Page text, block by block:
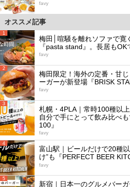
favy
オススメ記事
1
梅田│喧騒を離れソファで寛
『pasta stand』。長居も
favy
2
梅田限定！海外の定番・甘
ーガーが新登場『BRISK
favy
3
札幌・4PLA｜常時100種以
自分で手にとって飲み比べ
100』
favy
4
富山駅｜ビールだけで20種
け”も『PERFECT BEER
favy
5
新宿｜日本一のグルメバー